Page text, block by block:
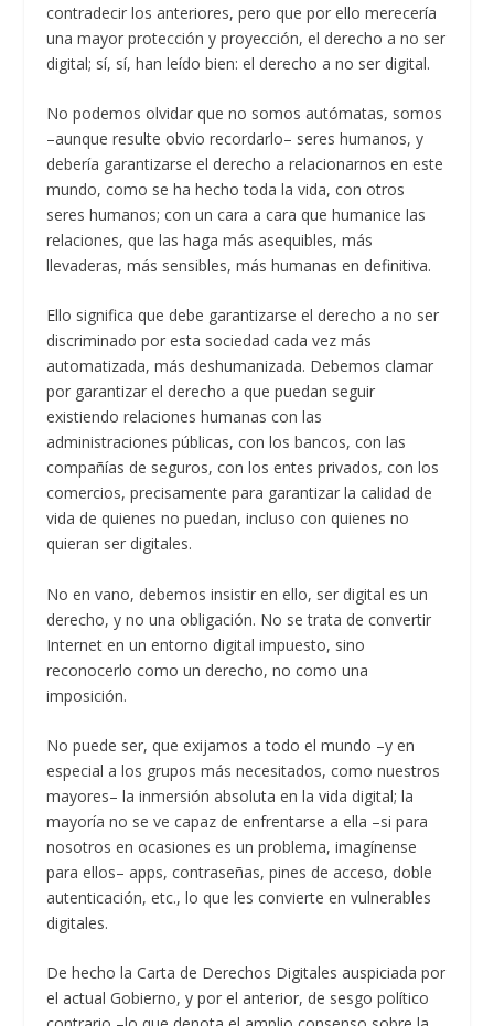
contradecir los anteriores, pero que por ello merecería
una mayor protección y proyección, el derecho a no ser
digital; sí, sí, han leído bien: el derecho a no ser digital.
No podemos olvidar que no somos autómatas, somos
–aunque resulte obvio recordarlo– seres humanos, y
debería garantizarse el derecho a relacionarnos en este
mundo, como se ha hecho toda la vida, con otros
seres humanos; con un cara a cara que humanice las
relaciones, que las haga más asequibles, más
llevaderas, más sensibles, más humanas en definitiva.
Ello significa que debe garantizarse el derecho a no ser
discriminado por esta sociedad cada vez más
automatizada, más deshumanizada. Debemos clamar
por garantizar el derecho a que puedan seguir
existiendo relaciones humanas con las
administraciones públicas, con los bancos, con las
compañías de seguros, con los entes privados, con los
comercios, precisamente para garantizar la calidad de
vida de quienes no puedan, incluso con quienes no
quieran ser digitales.
No en vano, debemos insistir en ello, ser digital es un
derecho, y no una obligación. No se trata de convertir
Internet en un entorno digital impuesto, sino
reconocerlo como un derecho, no como una
imposición.
No puede ser, que exijamos a todo el mundo –y en
especial a los grupos más necesitados, como nuestros
mayores– la inmersión absoluta en la vida digital; la
mayoría no se ve capaz de enfrentarse a ella –si para
nosotros en ocasiones es un problema, imagínense
para ellos– apps, contraseñas, pines de acceso, doble
autenticación, etc., lo que les convierte en vulnerables
digitales.
De hecho la Carta de Derechos Digitales auspiciada por
el actual Gobierno, y por el anterior, de sesgo político